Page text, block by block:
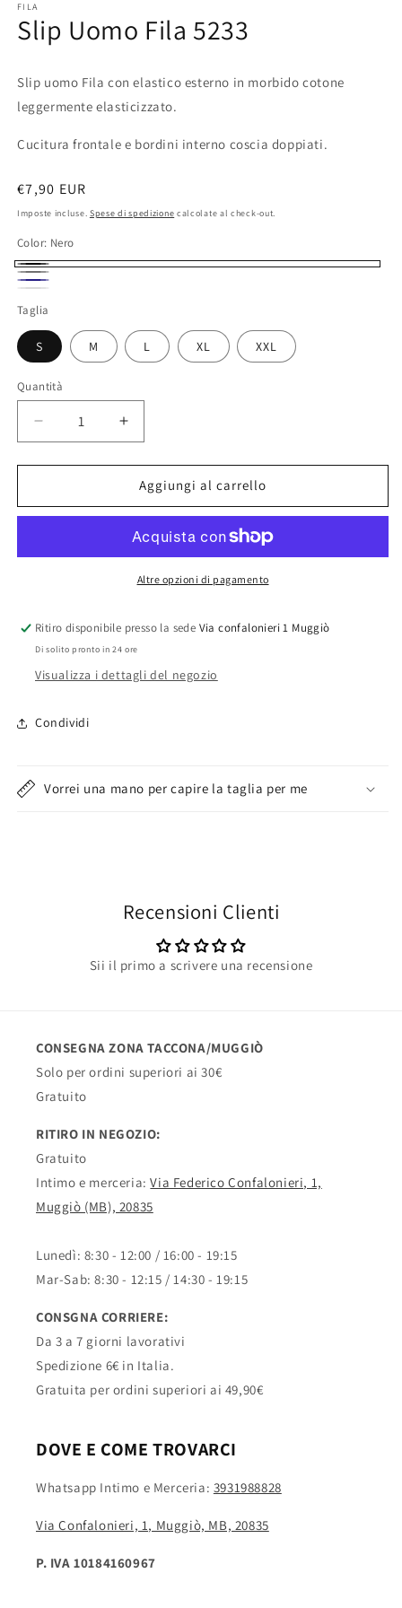
FILA
Slip Uomo Fila 5233
Slip uomo Fila con elastico esterno in morbido cotone
leggermente elasticizzato.
Cucitura frontale e bordini interno coscia doppiati.
Prezzo
di
€7,90 EUR
Imposte incluse. Spese di spedizione calcolate al check-out.
Color: Nero
Nero
Grigio
Blu
Taglia
S M L XL XXL
Quantità
Diminuisci
quantità
per
Uomo
Aumenta
quantità
per
Slip
Uomo
5233
Aggiungi al carrello
Altre opzioni di pagamento
Ritiro disponibile presso la sede Via confalonieri 1 Muggiò
Di solito pronto in 24 ore
Visualizza i dettagli del negozio
Condividi
Vorrei una mano per capire la taglia per me
Recensioni Clienti
Sii il primo a scrivere una recensione
CONSEGNA ZONA TACCONA/MUGGIÒ
Solo per ordini superiori ai 30€
Gratuito
RITIRO IN NEGOZIO:
Gratuito
Intimo e merceria:Via Federico Confalonieri, 1,
Muggiò (MB), 20835
Lunedì: 8:30 - 12:00 / 16:00 - 19:15
Mar-Sab: 8:30 - 12:15 / 14:30 - 19:15
CONSGNA CORRIERE:
Da 3 a 7 giorni lavorativi
Spedizione 6€ in Italia.
Gratuita per ordini superiori ai 49,90€
DOVE E COME TROVARCI
Whatsapp Intimo e Merceria: 3931988828
Via Confalonieri, 1, Muggiò, MB, 20835
P. IVA 10184160967